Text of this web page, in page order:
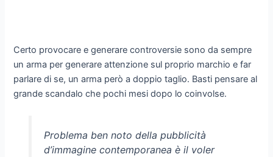
Certo provocare e generare controversie sono da sempre
un arma per generare attenzione sul proprio marchio e far
parlare di se, un arma però a doppio taglio. Basti pensare al
grande scandalo che pochi mesi dopo lo coinvolse.
Problema ben noto della pubblicità
d’immagine contemporanea è il voler